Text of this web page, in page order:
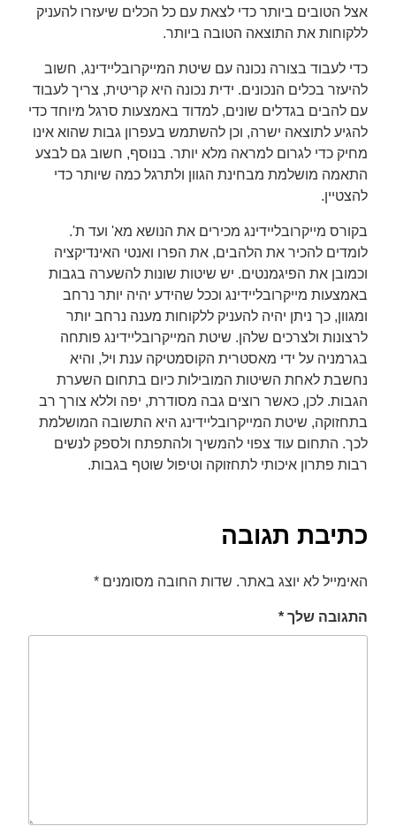
אצל הטובים ביותר כדי לצאת עם כל הכלים שיעזרו להעניק
ללקוחות את התוצאה הטובה ביותר.
כדי לעבוד בצורה נכונה עם שיטת המייקרובליידינג, חשוב
להיעזר בכלים הנכונים. ידית נכונה היא קריטית, צריך לעבוד
עם להבים בגדלים שונים, למדוד באמצעות סרגל מיוחד כדי
להגיע לתוצאה ישרה, וכן להשתמש בעפרון גבות שהוא אינו
מחיק כדי לגרום למראה מלא יותר. בנוסף, חשוב גם לבצע
התאמה מושלמת מבחינת הגוון ולתרגל כמה שיותר כדי
להצטיין.
בקורס מייקרובליידינג מכירים את הנושא מא' ועד ת'.
לומדים להכיר את הלהבים, את הפרו ואנטי האינדיקציה
וכמובן את הפיגמנטים. יש שיטות שונות להשערה בגבות
באמצעות מייקרובליידינג וככל שהידע יהיה יותר נרחב
ומגוון, כך ניתן יהיה להעניק ללקוחות מענה נרחב יותר
לרצונות ולצרכים שלהן. שיטת המייקרובליידינג פותחה
בגרמניה על ידי מאסטרית הקוסמטיקה ענת ויל, והיא
נחשבת לאחת השיטות המובילות כיום בתחום השערת
הגבות. לכן, כאשר רוצים גבה מסודרת, יפה וללא צורך רב
בתחזוקה, שיטת המייקרובליידינג היא התשובה המושלמת
לכך. התחום עוד צפוי להמשיך ולהתפתח ולספק לנשים
רבות פתרון איכותי לתחזוקה וטיפול שוטף בגבות.
כתיבת תגובה
האימייל לא יוצג באתר. שדות החובה מסומנים *
התגובה שלך *